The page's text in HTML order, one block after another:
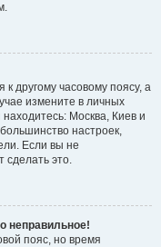
другому часовому поясу, а
измените в личных
Москва, Киев и
настроек,
Если вы не
сделать это.
неправильное!
пояс, но время